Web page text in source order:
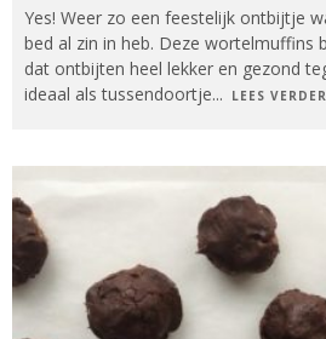
Yes! Weer zo een feestelijk ontbijtje
bed al zin in heb. Deze wortelmuffins
dat ontbijten heel lekker en gezond
ideaal als tussendoortje... LEES